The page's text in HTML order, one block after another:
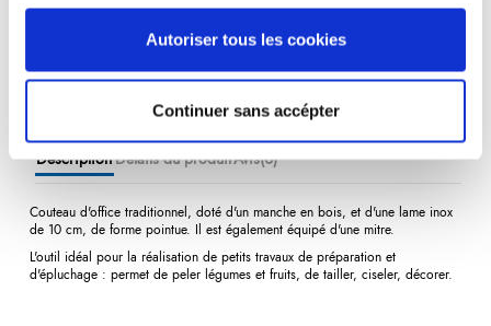
Autoriser tous les cookies
Continuer sans accépter
DescriptionDétails du produitAvis(0)
Couteau d'office traditionnel, doté d'un manche en bois, et d'une lame inox
de 10 cm, de forme pointue. Il est également équipé d'une mitre.
L'outil idéal pour la réalisation de petits travaux de préparation et
d'épluchage : permet de peler légumes et fruits, de tailler, ciseler, décorer.